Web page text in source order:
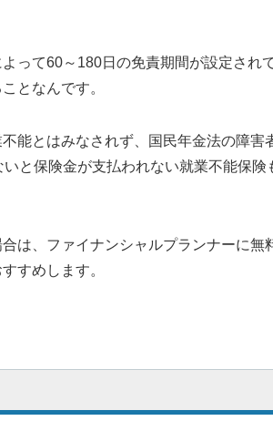
って60～180日の免責期間が設定され
となんです。
能とはみなされず、国民年金法の障害
と保険金が支払われない就業不能保険
は、ファイナンシャルプランナーに無
すめします。